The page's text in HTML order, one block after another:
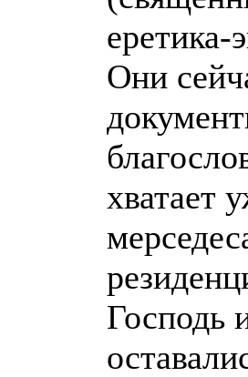
еретика-
Они
хватает
Господь